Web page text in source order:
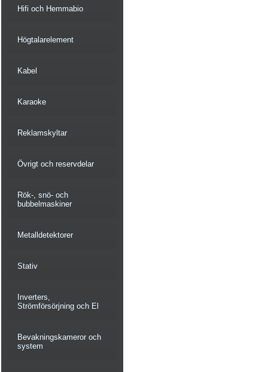
Hifi och Hemmabio
Högtalarelement
Kabel
Karaoke
Reklamskyltar
Övrigt och reservdelar
Rök-, snö- och
bubbelmaskiner
Metalldetektorer
Stativ
Inverters,
Strömförsörjning och El
Bevakningskameror och
system